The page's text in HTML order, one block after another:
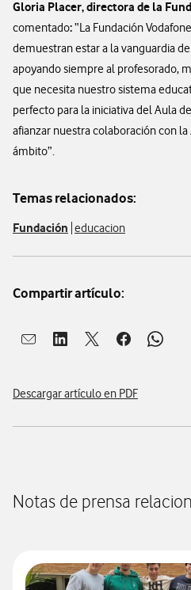
Gloria Placer, directora de la
comentado:“La Fundación
demuestran estar a la vanguardia
apoyando siempre al profesorado,
que necesita nuestro sistema
perfecto para la iniciativa del Aula
afianzar nuestra colaboración con
ámbito”.
Temas relacionados:
Fundación educacion
Compartir artículo:
Abrir ventana para compartir en
Abrir ventana para
Abrir ventana para
Abrir ventana
Abrir
Descargar artículo en PDF
Notas de prensa